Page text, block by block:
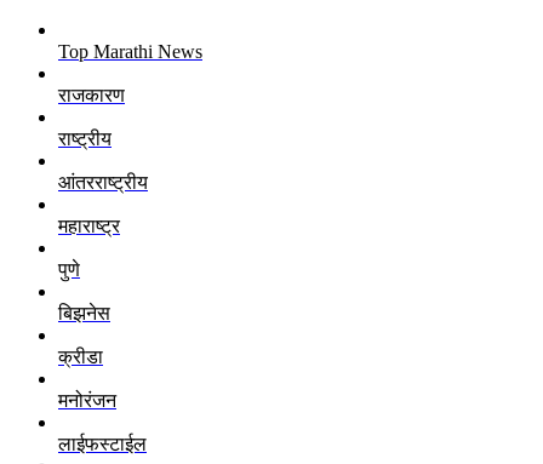
Top Marathi News
राजकारण
राष्ट्रीय
आंतरराष्ट्रीय
महाराष्ट्र
पुणे
बिझनेस
क्रीडा
मनोरंजन
लाईफस्टाईल